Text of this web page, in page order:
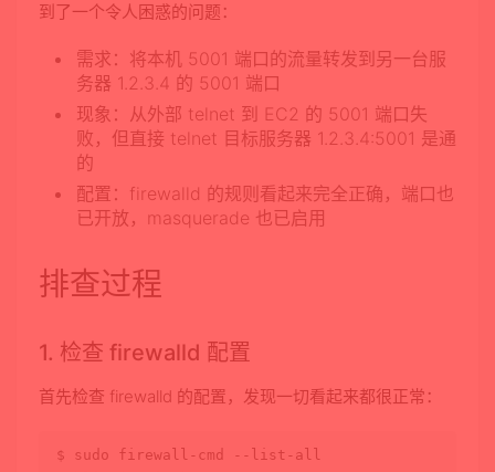
到了一个令人困惑的问题：
需求 ：将本机 5001 端口的流量转发到另一台服
务器 1.2.3.4 的 5001 端口
现象 ：从外部 telnet 到 EC2 的 5001 端口失
败，但直接 telnet 目标服务器 1.2.3.4:5001 是通
的
配置 ：firewalld 的规则看起来完全正确，端口也
已开放，masquerade 也已启用
排查过程
1. 检查 firewalld 配置
首先检查 firewalld 的配置，发现一切看起来都很正常：
$ sudo firewall-cmd --list-all